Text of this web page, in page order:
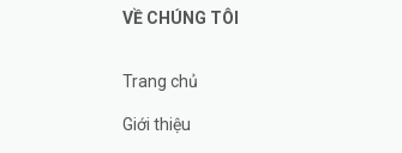
VỀ CHÚNG TÔI
Trang chủ
Giới thiệu